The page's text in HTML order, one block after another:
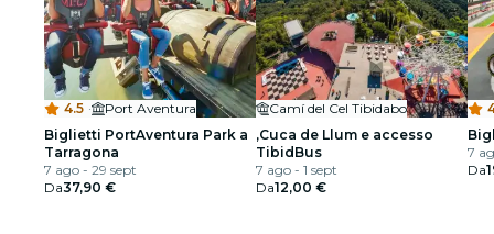
4.5 ·
Port Aventura
Biglietti PortAventura Park a
Tarragona
7 ago - 29 sept
Da37,90 €
Camí del Cel Tibidabo
,Cuca de Llum e accesso
TibidBus
7 ago - 1 sept
Da12,00 €
7
Da